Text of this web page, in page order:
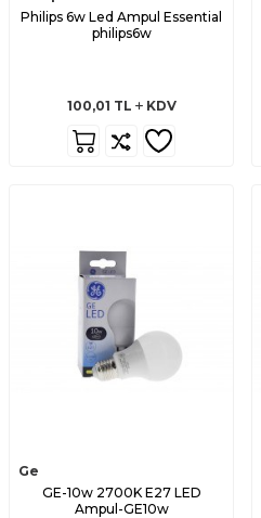
Philips 6w Led Ampul Essential
philips6w
100,01 TL KDV
Ge
GE-10w 2700K E27 LED
Ampul-GE10w